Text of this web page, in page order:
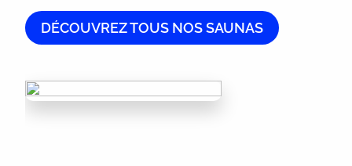
DÉCOUVREZ TOUS NOS SAUNAS